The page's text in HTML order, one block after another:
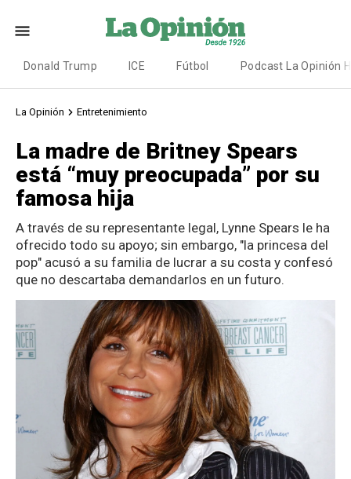
Donald Trump ICE Fútbol Podcast La Opinión
La Opinión Entretenimiento
La madre de Britney Spears
está “muy preocupada” por su
famosa hija
A través de su representante legal, Lynne Spears le ha
ofrecido todo su apoyo; sin embargo, "la princesa del
pop" acusó a su familia de lucrar a su costa y confesó
que no descartaba demandarlos en un futuro.